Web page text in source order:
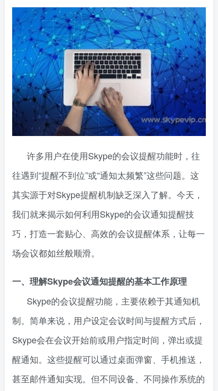
许多用户在使用Skype的会议提醒功能时，往
往遇到“提醒不到位”或“通知太频繁”这些问题。这
其实源于对Skype提醒机制缺乏深入了解。今天，
我们就来揭示如何利用Skype的会议通知提醒技
巧，打造一套贴心、高效的会议提醒体系，让每一
场会议都如丝般顺滑。
一、理解Skype会议通知提醒的基本工作原理
Skype的会议提醒功能，主要依赖于其通知机
制。简单来说，用户设定会议时间与提醒方式后，
Skype会在会议开始前或用户指定时间，弹出或提
醒通知。这些提醒可以通过桌面弹窗、手机推送，
甚至邮件通知实现。但不同设备、不同操作系统的